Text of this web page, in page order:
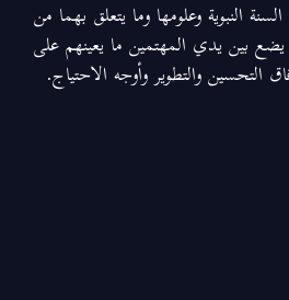
النبوية وعلومها وما يتعلق بهما من
بين يدي المهتمين ما يعينهم على
التحسين والتطوير وأوجه الاحتياج.